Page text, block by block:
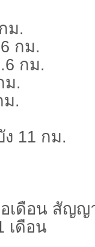
ม.
กม.
กม.
ม.
ม.
11 กม.
อเดือน สัญญ
เดือน